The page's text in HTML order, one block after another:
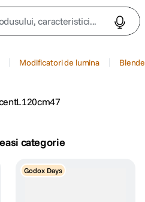
caracteristici...
Modificatori de lumina
categorie
Godox Days